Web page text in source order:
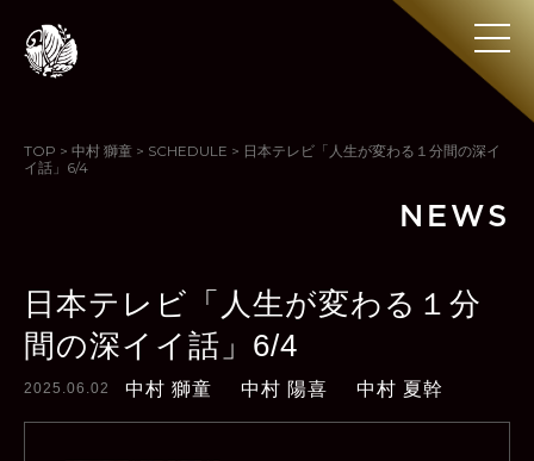
TOP > 中村 獅童 > SCHEDULE > 日本テレビ「人生が変わる１分間の深イ
イ話」6/4
NEWS
日本テレビ「人生が変わる１分
間の深イイ話」6/4
2025.06.02 中村 獅童 中村 陽喜 中村 夏幹